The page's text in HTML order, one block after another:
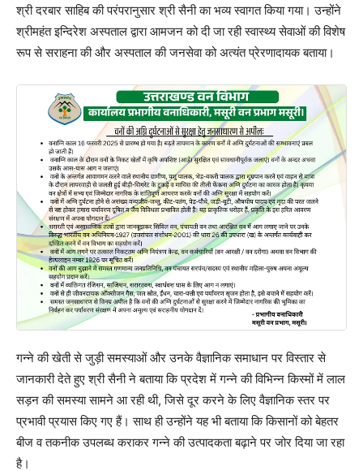
श्री दरबार साहिब की परंपरानुसार श्री सैनी का भव्य स्वागत किया गया। उन्होंने
श्रीमहंत इन्दिरेश अस्पताल द्वारा आमजन को दी जा रही स्वास्थ्य सेवाओं की विशेष
रूप से सराहना की और अस्पताल की जनसेवा को अत्यंत प्रेरणादायक बताया।
गन्ने की खेती से जुड़ी समस्याओं और उनके वैज्ञानिक समाधान पर विस्तार से
जानकारी देते हुए श्री सैनी ने बताया कि प्रदेश में गन्ने की विभिन्न किस्मों में लाल
सड़न की समस्या सामने आ रही थी, जिसे दूर करने के लिए वैज्ञानिक स्तर पर
प्रभावी प्रयास किए गए हैं। साथ ही उन्होंने यह भी बताया कि किसानों को बेहतर
बीज व तकनीक उपलब्ध कराकर गन्ने की उत्पादकता बढ़ाने पर जोर दिया जा रहा
है।